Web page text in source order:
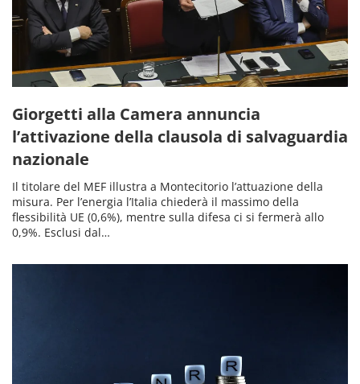
Giorgetti alla Camera annuncia
l’attivazione della clausola di salvaguardia
nazionale
Il titolare del MEF illustra a Montecitorio l’attuazione della
misura. Per l’energia l’Italia chiederà il massimo della
flessibilità UE (0,6%), mentre sulla difesa ci si fermerà allo
0,9%. Esclusi dal…